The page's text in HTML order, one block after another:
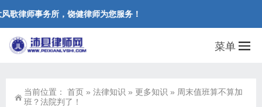
歌律师事务所，饶健律师为您服务！
菜单
当前位置： 首页 » 法律知识 » 更多知识 » 周末值班算不算加
班？法院判了！